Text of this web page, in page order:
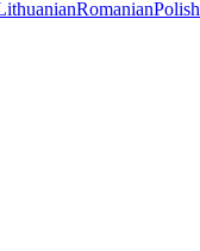
RomanianPolish